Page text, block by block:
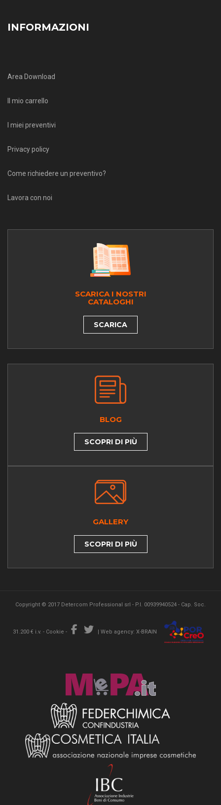
INFORMAZIONI
Area Download
Il mio carrello
I miei preventivi
Privacy policy
Come richiedere un preventivo?
Lavora con noi
SCARICA I NOSTRI
CATALOGHI
SCARICA
BLOG
SCOPRI DI PIÙ
GALLERY
SCOPRI DI PIÙ
Copyright © 2017 Detercom Professional srl - P.I. 00939940524 - Cap. Soc.
31.200 € i.v. - Cookie - | Web agency: X-BRAIN